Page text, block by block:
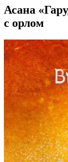
Асана
с орлом